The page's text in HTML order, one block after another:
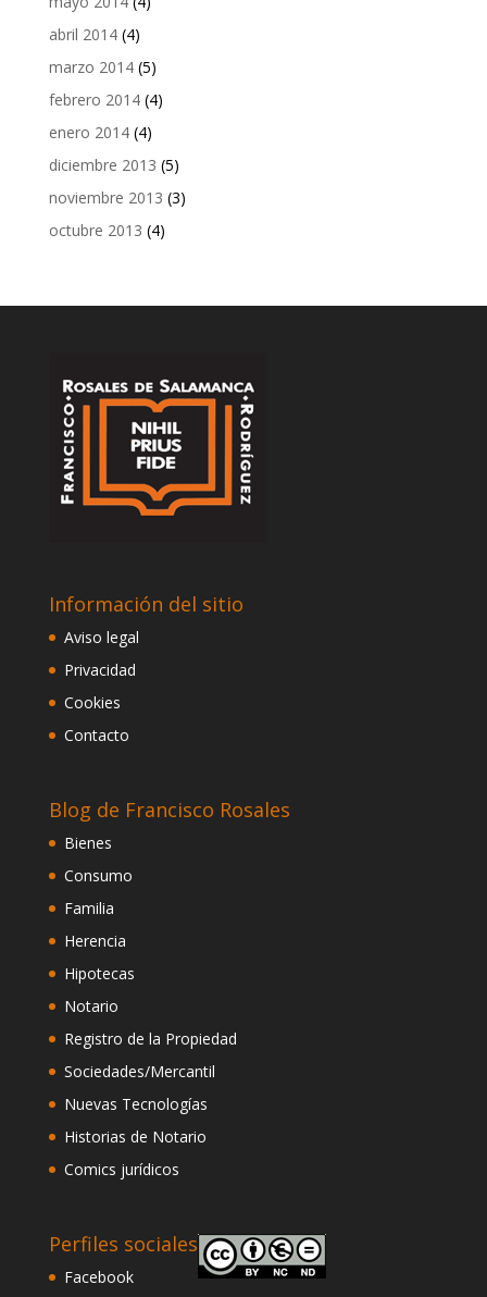
abril 2014(4)
marzo 2014(5)
febrero 2014(4)
enero 2014(4)
diciembre 2013 (5)
noviembre 2013 (3)
octubre 2013 (4)
Información del sitio
Aviso legal
Privacidad
Cookies
Contacto
Blog de Francisco Rosales
Bienes
Consumo
Familia
Herencia
Hipotecas
Notario
Registro de la Propiedad
Sociedades/Mercantil
Nuevas Tecnologías
Historias de Notario
Comics jurídicos
Perfiles sociales
Facebook